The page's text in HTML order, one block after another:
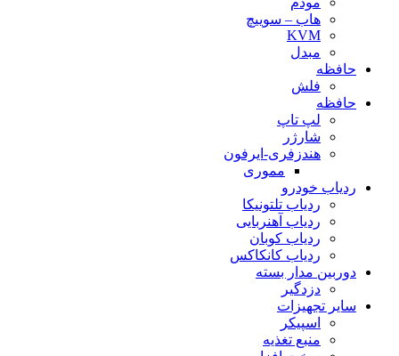
هاب – سوییچ
KVM
مبدل
حافظه
فلش
حافظه
لپ تاپ
شارژر
هندزفری-ایرفون
مموری
ردیاب خودرو
ردیاب تلتونیکا
ردیاب آهنربایی
ردیاب کوبان
ردیاب کانکاکس
دوربین مدار بسته
دزدگیر
سایر تجهیزات
اسپیکر
منبع تغذیه